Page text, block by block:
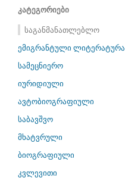
კატეგორიები
საგანმანათლებლო
ემიგრანტული ლიტერატურა
სამეცნიერო
იურიდიული
ავტობიოგრაფიული
საბავშვო
მხატვრული
ბიოგრაფიული
კვლევითი